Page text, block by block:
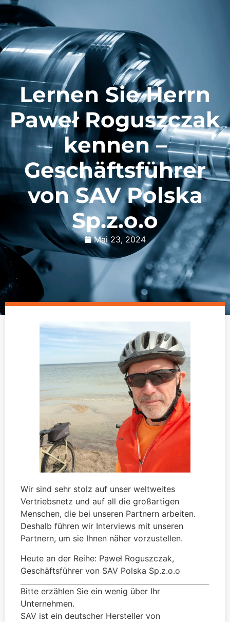
Lernen Sie Herrn
Paweł Roguszczak
kennen –
Geschäftsführer
von SAV Polska
Sp.z.o.o
Mai 23, 2024
Wir sind sehr stolz auf unser weltweites
Vertriebsnetz und auf all die großartigen
Menschen, die bei unseren Partnern arbeiten.
Deshalb führen wir Interviews mit unseren
Partnern, um sie Ihnen näher vorzustellen.
Heute an der Reihe: Paweł Roguszczak,
Geschäftsführer von SAV Polska Sp.z.o.o
Bitte erzählen Sie ein wenig über Ihr
Unternehmen.
SAV ist ein deutscher Hersteller von